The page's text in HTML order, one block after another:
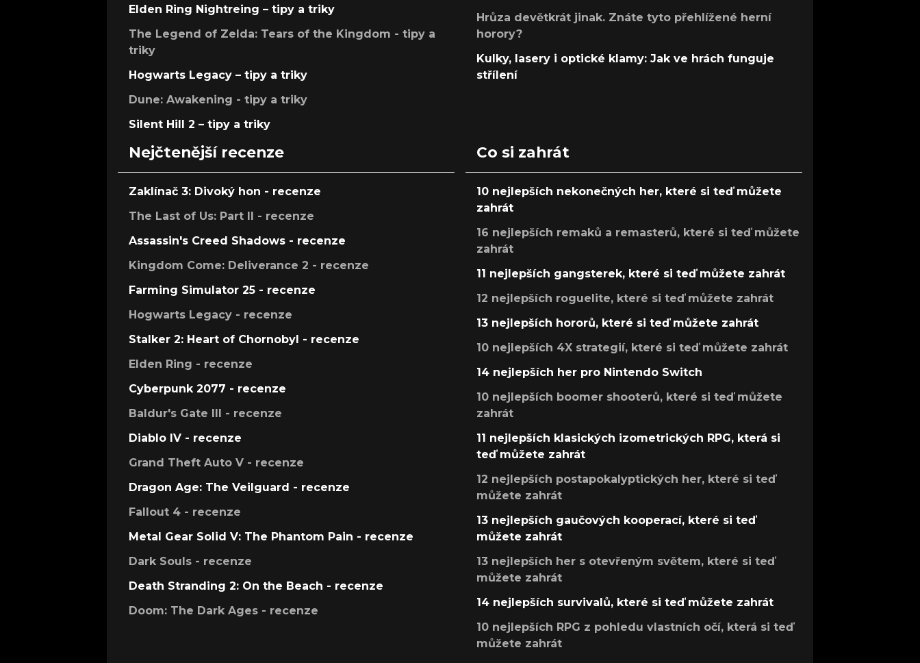
Elden Ring Nightreing – tipy a triky
The Legend of Zelda: Tears of the Kingdom - tipy a
triky
Hogwarts Legacy – tipy a triky
Dune: Awakening - tipy a triky
Silent Hill 2 – tipy a triky
Hrůza devětkrát jinak. Znáte tyto přehlížené herní
horory?
Kulky, lasery i optické klamy: Jak ve hrách funguje
střílení
Nejčtenější recenze
Zaklínač 3: Divoký hon - recenze
The Last of Us: Part II - recenze
Assassin's Creed Shadows - recenze
Kingdom Come: Deliverance 2 - recenze
Farming Simulator 25 - recenze
Hogwarts Legacy - recenze
Stalker 2: Heart of Chornobyl - recenze
Elden Ring - recenze
Cyberpunk 2077 - recenze
Baldur's Gate III - recenze
Diablo IV - recenze
Grand Theft Auto V - recenze
Dragon Age: The Veilguard - recenze
Fallout 4 - recenze
Metal Gear Solid V: The Phantom Pain - recenze
Dark Souls - recenze
Death Stranding 2: On the Beach - recenze
Doom: The Dark Ages - recenze
Co si zahrát
10 nejlepších nekonečných her, které si teď můžete
zahrát
16 nejlepších remaků a remasterů, které si teď můžete
zahrát
11 nejlepších gangsterek, které si teď můžete zahrát
12 nejlepších roguelite, které si teď můžete zahrát
13 nejlepších hororů, které si teď můžete zahrát
10 nejlepších 4X strategií, které si teď můžete zahrát
14 nejlepších her pro Nintendo Switch
10 nejlepších boomer shooterů, které si teď můžete
zahrát
11 nejlepších klasických izometrických RPG, která si
teď můžete zahrát
12 nejlepších postapokalyptických her, které si teď
můžete zahrát
13 nejlepších gaučových kooperací, které si teď
můžete zahrát
13 nejlepších her s otevřeným světem, které si teď
můžete zahrát
14 nejlepších survivalů, které si teď můžete zahrát
10 nejlepších RPG z pohledu vlastních očí, která si teď
můžete zahrát